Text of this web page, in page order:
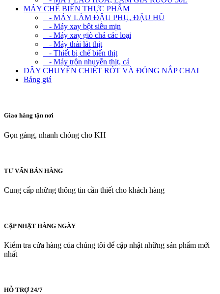
MÁY CHẾ BIẾN THỰC PHẨM
- MÁY LÀM ĐẬU PHỤ, ĐẬU HŨ
- Máy xay bột siêu mịn
- Máy xay giò chả các loại
- Máy thái lát thịt
- Thiết bị chế biến thịt
- Máy trộn nhuyễn thịt, cá
DÂY CHUYỀN CHIẾT RÓT VÀ ĐÓNG NẮP CHAI
Bảng giá
Giao hàng tận nơi
Gọn gàng, nhanh chóng cho KH
TƯ VẤN BÁN HÀNG
Cung cấp những thông tin cần thiết cho khách hàng
CẬP NHẬT HÀNG NGÀY
Kiểm tra cửa hàng của chúng tôi để cập nhật những sản phẩm mới
nhất
HỖ TRỢ 24/7